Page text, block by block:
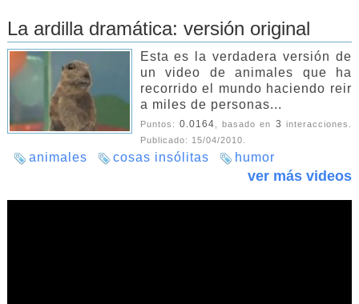
La ardilla dramática: versión original
Esta es la verdadera versión de
un video de animales que ha
recorrido el mundo haciendo reir
a miles de personas...
Puntos: 0.0164, basado en 3 interacciones.
Publicado: 15/04/2010.
animales cosas insólitas humor
ver más videos